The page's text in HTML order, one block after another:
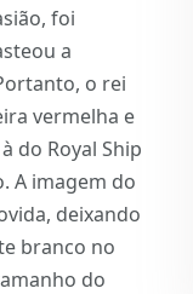
foi
a
o rei
vermelha e
do Royal Ship
A imagem do
deixando
branco no
do